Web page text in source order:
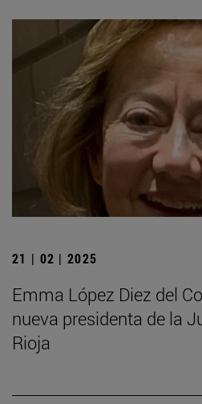
21 | 02 | 2025
Emma López Diez del
nueva presidenta de la
Rioja